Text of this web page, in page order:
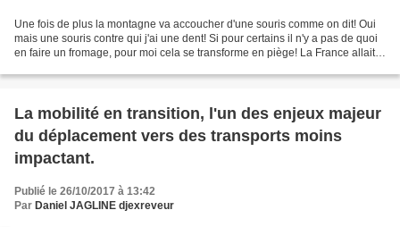
Une fois de plus la montagne va accoucher d'une souris comme on dit! Oui
mais une souris contre qui j'ai une dent! Si pour certains il n'y a pas de quoi
en faire un fromage, pour moi cela se transforme en piège! La France allait
La mobilité en transition, l'un des enjeux majeur
du déplacement vers des transports moins
impactant.
Publié le 26/10/2017 à 13:42
Par Daniel JAGLINE djexreveur